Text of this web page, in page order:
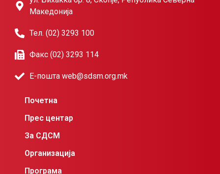
Македонија
Тел. (02) 3293 100
Факс (02) 3293 114
Е-пошта web@sdsm.org.mk
Почетна
Прес центар
За СДСМ
Организација
Програма